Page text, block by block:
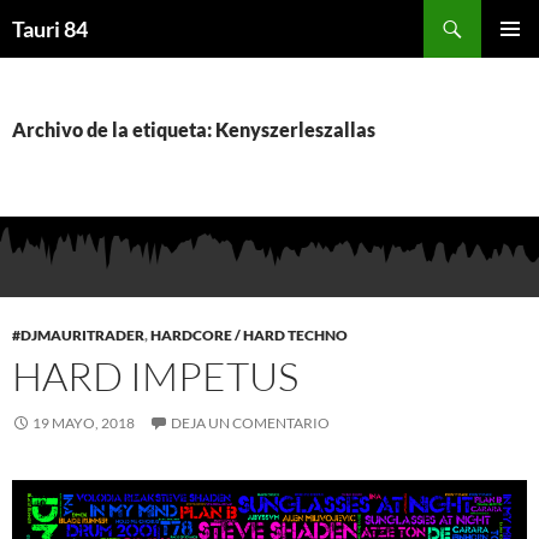
Tauri 84
Archivo de la etiqueta: Kenyszerleszallas
#DJMAURITRADER,HARDCORE / HARD TECHNO
HARD IMPETUS
19 MAYO, 2018 DEJA UN COMENTARIO